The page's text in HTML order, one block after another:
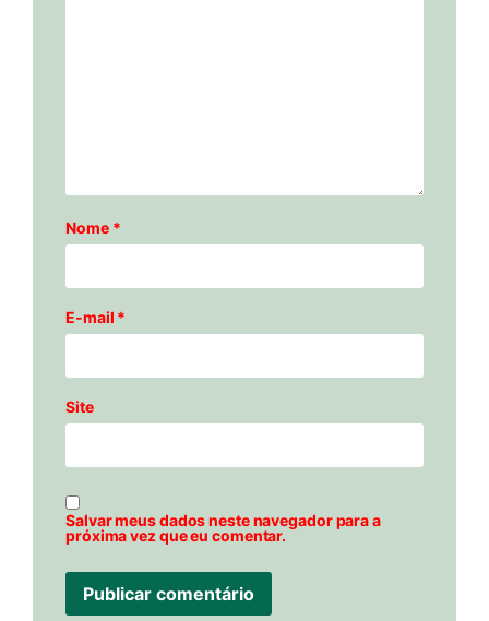
Nome *
E-mail *
Site
Salvar meus dados neste navegador para a
próxima vez que eu comentar.